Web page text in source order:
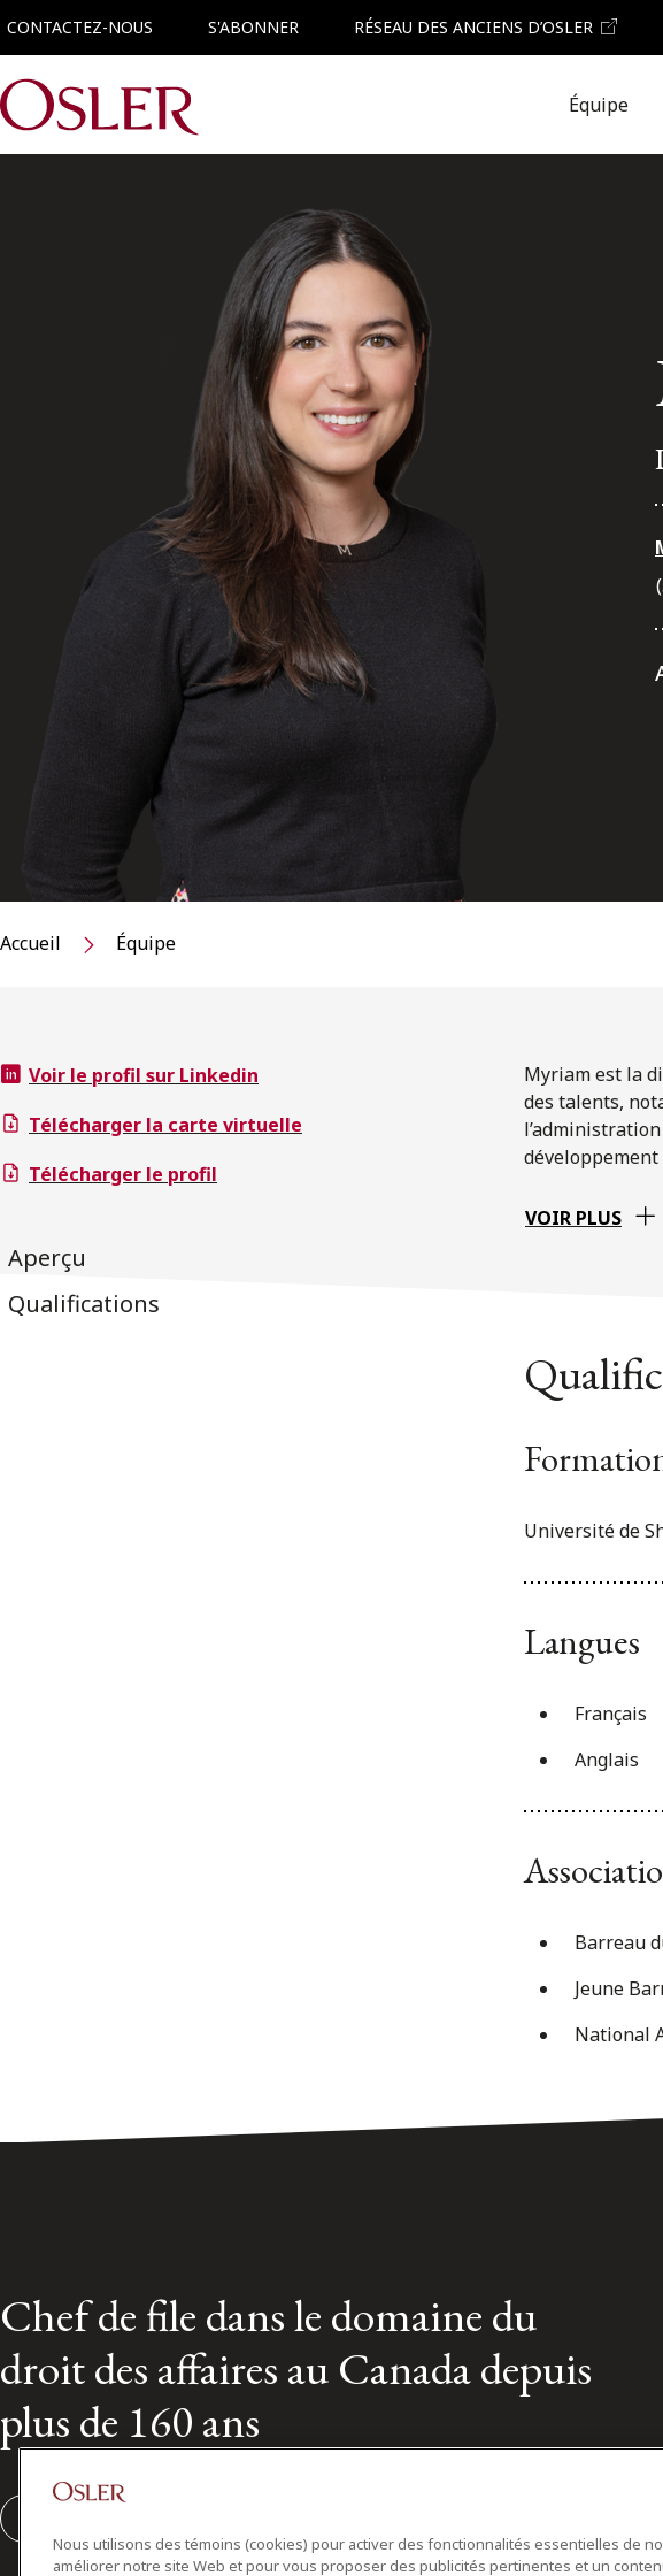
CONTACTEZ-NOUS S'ABONNER RÉSEAU DES ANCIENS D’OSLER
Main Navigation Équipe
Accueil Équipe
Voir le profil sur Linkedin
Télécharger la carte virtuelle
Télécharger le profil
Aperçu
Qualifications
Myriam est la
des talents,
développement
VOIR PLUS
Université de
Langues
Français
Anglais
Barreau
Jeune
National
Chef de file dans le domaine du
droit des affaires au Canada depuis
plus de 160 ans
Nous utilisons des témoins (cookies) pour activer des fonctionnalités essentielles de
améliorer notre site Web et pour vous proposer des publicités pertinentes et un